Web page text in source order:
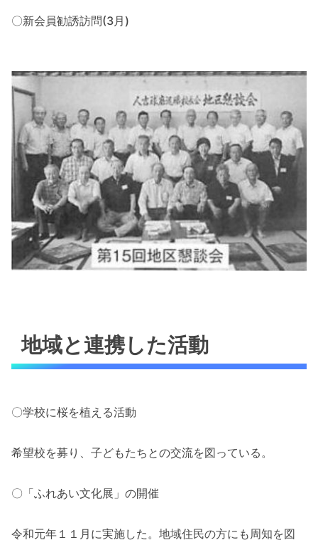
〇新会員勧誘訪問(3月)
地域と連携した活動
〇学校に桜を植える活動
希望校を募り、子どもたちとの交流を図っている。
〇「ふれあい文化展」の開催
令和元年１１月に実施した。地域住民の方にも周知を図